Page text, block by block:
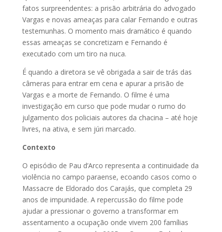
fatos surpreendentes: a prisão arbitrária do advogado
Vargas e novas ameaças para calar Fernando e outras
testemunhas. O momento mais dramático é quando
essas ameaças se concretizam e Fernando é
executado com um tiro na nuca.
É quando a diretora se vê obrigada a sair de trás das
câmeras para entrar em cena e apurar a prisão de
Vargas e a morte de Fernando. O filme é uma
investigação em curso que pode mudar o rumo do
julgamento dos policiais autores da chacina – até hoje
livres, na ativa, e sem júri marcado.
Contexto
O episódio de Pau d’Arco representa a continuidade da
violência no campo paraense, ecoando casos como o
Massacre de Eldorado dos Carajás, que completa 29
anos de impunidade. A repercussão do filme pode
ajudar a pressionar o governo a transformar em
assentamento a ocupação onde vivem 200 famílias